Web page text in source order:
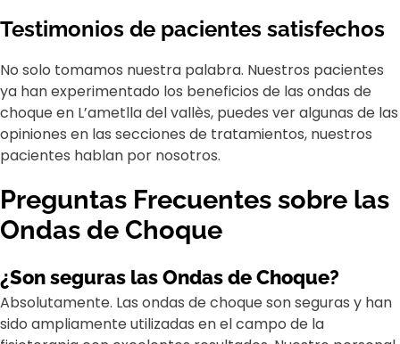
Testimonios de pacientes satisfechos
No solo tomamos nuestra palabra. Nuestros pacientes
ya han experimentado los beneficios de las ondas de
choque en L’ametlla del vallès, puedes ver algunas de las
opiniones en las secciones de tratamientos, nuestros
pacientes hablan por nosotros.
Preguntas Frecuentes sobre las
Ondas de Choque
¿Son seguras las Ondas de Choque?
Absolutamente. Las ondas de choque son seguras y han
sido ampliamente utilizadas en el campo de la